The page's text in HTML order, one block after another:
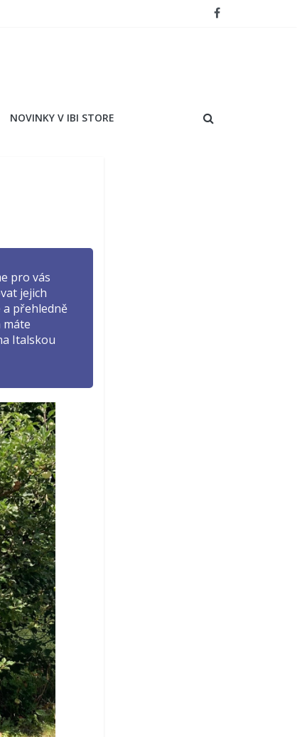
NOVINKY V IBI STORE
pro vás
jejich
a přehledně
máte
Italskou